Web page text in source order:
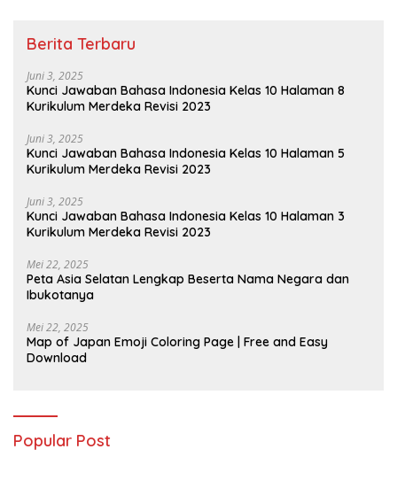
Berita Terbaru
Juni 3, 2025
Kunci Jawaban Bahasa Indonesia Kelas 10 Halaman 8
Kurikulum Merdeka Revisi 2023
Juni 3, 2025
Kunci Jawaban Bahasa Indonesia Kelas 10 Halaman 5
Kurikulum Merdeka Revisi 2023
Juni 3, 2025
Kunci Jawaban Bahasa Indonesia Kelas 10 Halaman 3
Kurikulum Merdeka Revisi 2023
Mei 22, 2025
Peta Asia Selatan Lengkap Beserta Nama Negara dan
Ibukotanya
Mei 22, 2025
Map of Japan Emoji Coloring Page | Free and Easy
Download
Popular Post